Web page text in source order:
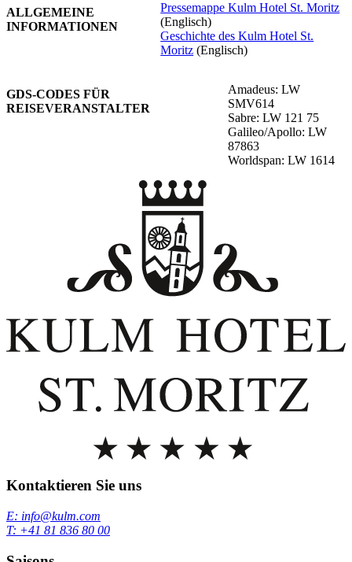
ALLGEMEINE
INFORMATIONEN
Pressemappe Kulm Hotel St. Moritz
(Englisch)
Geschichte des Kulm Hotel St.
Moritz (Englisch)
GDS-CODES FÜR
REISEVERANSTALTER
Amadeus: LW
SMV614
Sabre: LW 121 75
Galileo/Apollo: LW
87863
Worldspan: LW 1614
Kontaktieren Sie uns
E: info@kulm.com
T: +41 81 836 80 00